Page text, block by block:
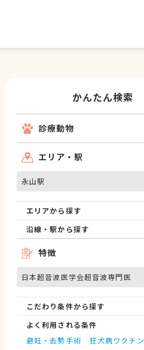
かんたん検索
診療動物
エリア・駅
永山駅
エリアから探す
沿線・駅から探す
特徴
日本超音波医学会超音波専門医
こだわり条件から探す
よく利用される条件
避妊・去勢手術
狂犬病ワクチン